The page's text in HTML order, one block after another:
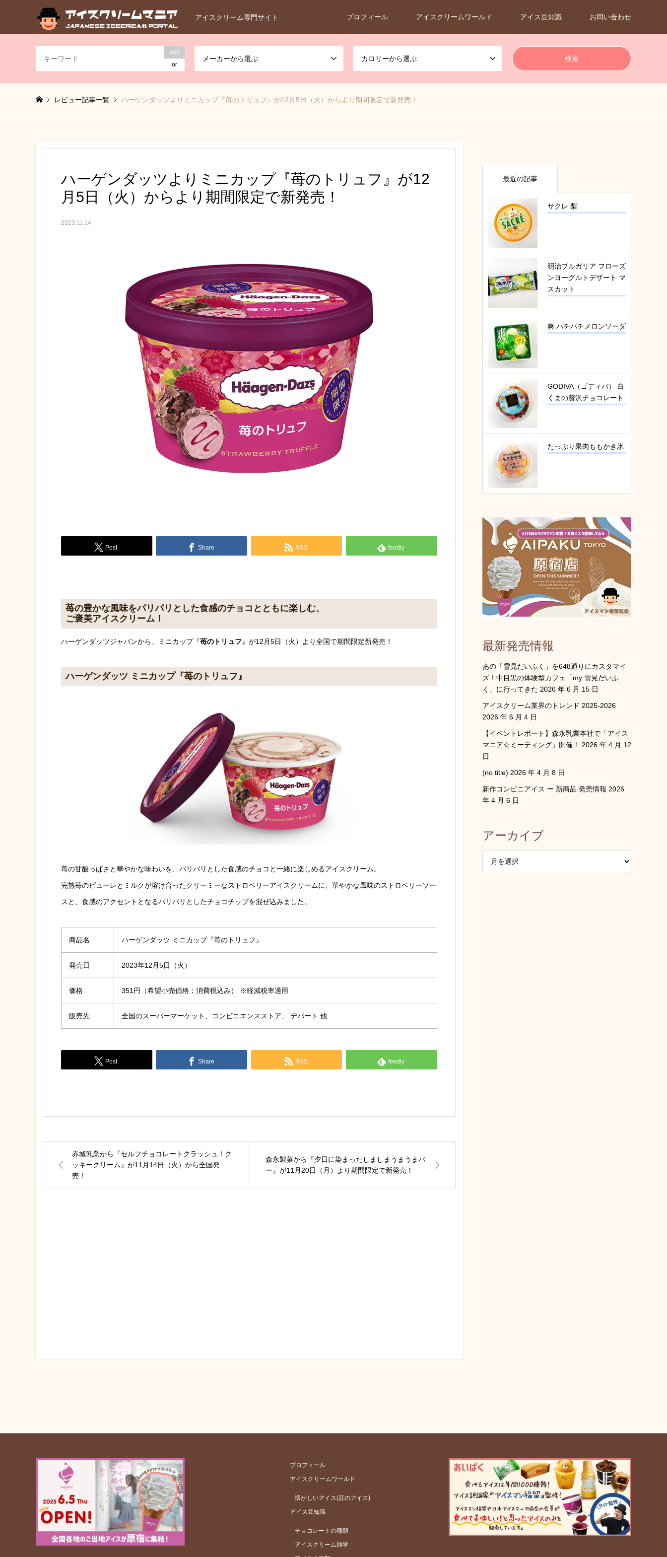
アイスクリーム専門サイト プロフィール アイスクリームワールド アイス豆知識 お問い合わせ
and
or
メーカーから選ぶ カロリーから選ぶ
レビュー記事一覧 ハーゲンダッツよりミニカップ『苺のトリュフ』が12月5日（火）からより期間限定で新発売！
ハーゲンダッツよりミニカップ『苺のトリュフ』が12
月5日（火）からより期間限定で新発売！
2023.11.14
Post Share RSS feedly
苺の豊かな風味をパリパリとした食感のチョコとともに楽しむ、
ご褒美アイスクリーム！
ハーゲンダッツジャパンから、ミニカップ『苺のトリュフ 』が12月5日（火）より全国で期間限定新発売！
ハーゲンダッツ ミニカップ『苺のトリュフ』
苺の甘酸っぱさと華やかな味わいを、パリパリとした食感のチョコと一緒に楽しめるアイスクリーム。
完熟苺のピューレとミルクが溶け合ったクリーミーなストロベリーアイスクリームに、華やかな風味のストロベリーソー
スと、食感のアクセントとなるパリパリとしたチョコチップを混ぜ込みました。
商品名 ハーゲンダッツ ミニカップ『苺のトリュフ』
発売日 2023年12月5日（火）
価格 351円（希望小売価格：消費税込み） ※軽減税率適用
販売先 全国のスーパーマーケット、コンビニエンスストア、 デパート 他
Post Share RSS feedly
赤城乳業から『セルフチョコレートクラッシュ！ク
ッキークリーム』が11月14日（火）から全国発
売！
森永製菓から『夕日に染まったしましまうまうまバ
ー』が11月20日（月）より期間限定で新発売！
最近の記事
サクレ 梨
明治ブルガリア フローズ
ンヨーグルトデザート マ
スカット
爽 パチパチメロンソーダ
GODIVA（ゴディバ） 白
くまの贅沢チョコレート
たっぷり果肉ももかき氷
最新発売情報
あの「雪見だいふく」を648通りにカスタマイ
ズ！中目黒の体験型カフェ「my 雪見だいふ
く」に行ってきた 2026 年 6 月 15 日
アイスクリーム業界のトレンド 2025-2026
2026 年 6 月 4 日
【イベントレポート】森永乳業本社で「アイス
マニア☆ミーティング」開催！
2026 年 4 月 12
日
(no title) 2026 年 4 月 8 日
新作コンビニアイス ー 新商品 発売情報 2026
年 4 月 6 日
アーカイブ
プロフィール
アイスクリームワールド
懐かしいアイス(昔のアイス)
アイス豆知識
チョコレートの種類
アイスクリーム雑学